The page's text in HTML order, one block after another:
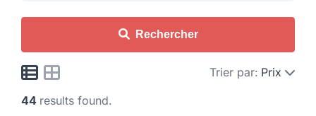
Rechercher
Trier par: Prix
44 results found.